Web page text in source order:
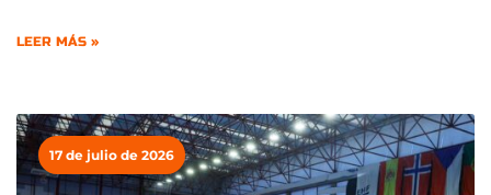
LEER MÁS »
17 de julio de 2026